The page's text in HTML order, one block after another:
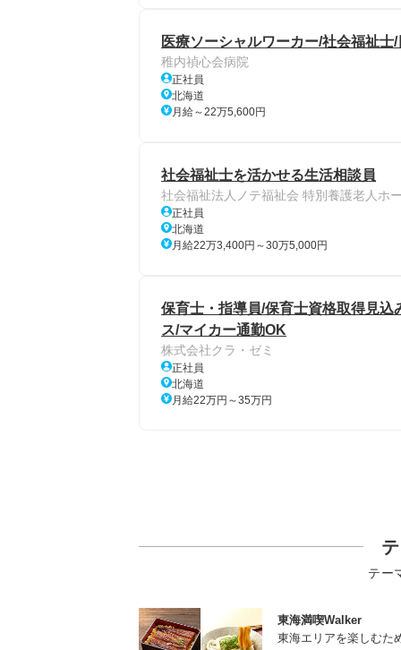
医療ソーシャルワーカー/社会福祉士
稚内禎心会病院
正社員
北海道
月給～22万5,600円
社会福祉士を活かせる生活相談員
社会福祉法人ノテ福祉会 特別養護老人ホ
正社員
北海道
月給22万3,400円～30万5,000円
保育士・指導員/保育士資格取得見
ス/マイカー通勤OK
株式会社クラ・ゼミ
正社員
北海道
月給22万円～35万円
テー
東海満喫Walker
東海エリアを楽しむた